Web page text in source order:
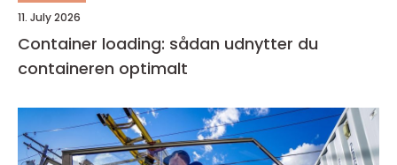
11. July 2026
Container loading: sådan udnytter du
containeren optimalt